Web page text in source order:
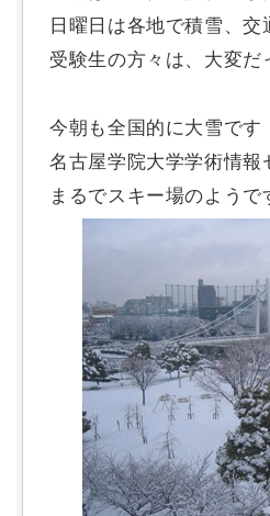
日曜日は各地で積雪、
受験生の方々は、大変だ
今朝も全国的に大雪です
名古屋学院大学学術情
まるでスキー場のようで